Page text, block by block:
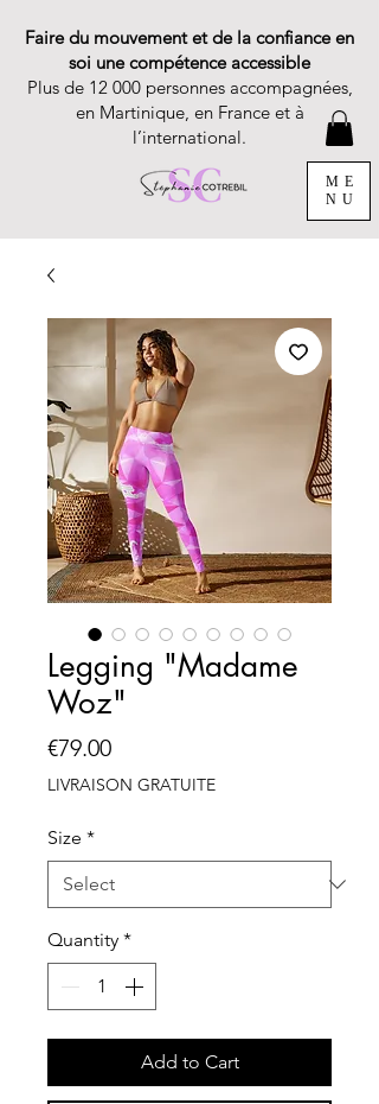
Faire du mouvement et de la confiance en
soi une compétence accessible
Plus de 12 000 personnes accompagnées,
en Martinique, en France et à
l’international.
ME
NU
Legging "Madame
Woz"
€79.00Price
LIVRAISON GRATUITE
Size *
Quantity *
Add to Cart